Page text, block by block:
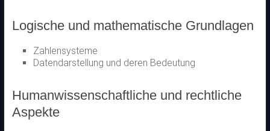
Logische und mathematische Grundlagen
Zahlensysteme
Datendarstellung und deren Bedeutung
Humanwissenschaftliche und rechtliche
Aspekte